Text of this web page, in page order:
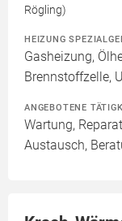
Rögling)
HEIZUNG
Gasheizung,
Brennstoffzelle,
ANGEBOTENE
Wartung,
Austausch,